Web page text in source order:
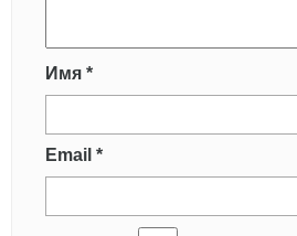
Имя *
Email *